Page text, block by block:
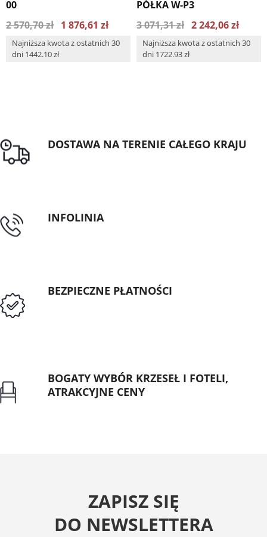
00
2 570,70 zł 1 876,61 zł
Najniższa kwota z ostatnich 30
dni 1442.10 zł
PÓŁKA W-P3
3 071,31 zł 2 242,06 zł
Najniższa kwota z ostatnich 30
dni 1722.93 zł
DOSTAWA NA TERENIE CAŁEGO KRAJU
INFOLINIA
BEZPIECZNE PŁATNOŚCI
BOGATY WYBÓR KRZESEŁ I FOTELI,
ATRAKCYJNE CENY
ZAPISZ SIĘ
DO NEWSLETTERA